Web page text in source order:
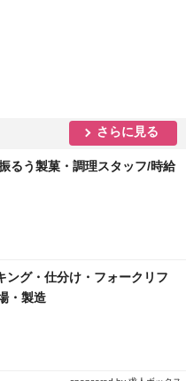
さらに見る
るう製菓・調理スタッフ/時給
ング・仕分け・フォークリフ
・製造